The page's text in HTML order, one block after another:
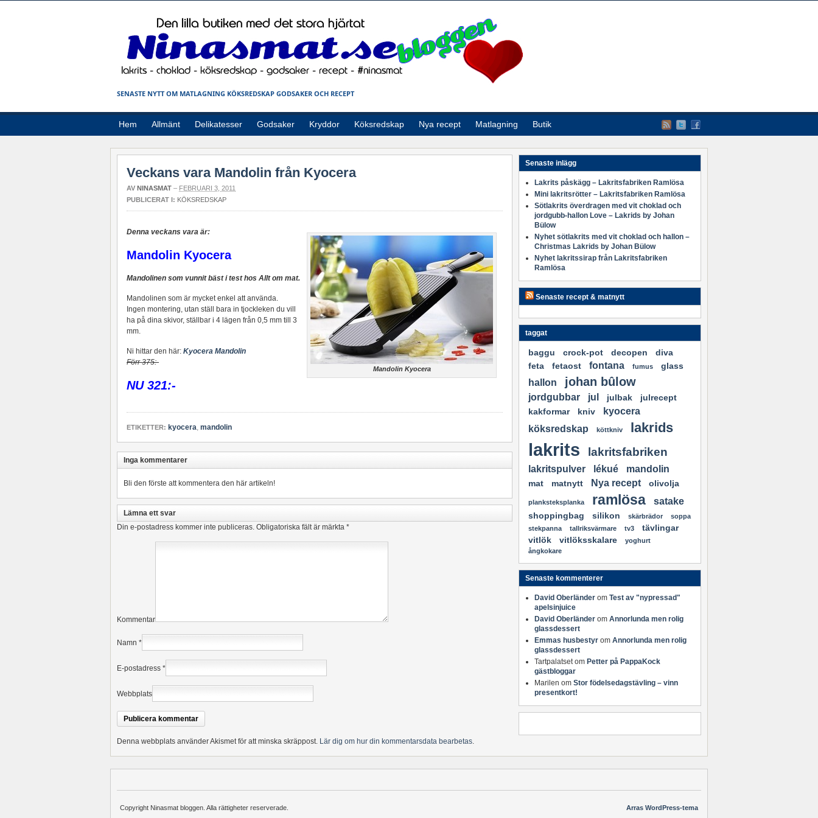
SENASTE NYTT OM MATLAGNING KÖKSREDSKAP GODSAKER OCH RECEPT
Hem Allmänt Delikatesser Godsaker Kryddor Köksredskap Nya recept Matlagning Butik
Veckans vara Mandolin från Kyocera
AV NINASMAT – FEBRUARI 3, 2011
PUBLICERAT I: KÖKSREDSKAP
Mandolin Kyocera
Denna veckans vara är:
Mandolin Kyocera
Mandolinen som vunnit bäst i test hos Allt om mat.
Mandolinen som är mycket enkel att använda.
Ingen montering, utan ställ bara in tjockleken du vill
ha på dina skivor, ställbar i 4 lägen från 0,5 mm till 3
mm.
Ni hittar den här: Kyocera Mandolin
Förr 375:-
NU 321:-
ETIKETTER: kyocera, mandolin
Inga kommentarer
Bli den förste att kommentera den här artikeln!
Lämna ett svar
Din e-postadress kommer inte publiceras. Obligatoriska fält är märkta *
Kommentar
Namn *
E-postadress *
Webbplats
Denna webbplats använder Akismet för att minska skräppost. Lär dig om hur din kommentarsdata bearbetas.
Senaste inlägg
Lakrits påskägg – Lakritsfabriken Ramlösa
Mini lakritsrötter – Lakritsfabriken Ramlösa
Sötlakrits överdragen med vit choklad och
jordgubb-hallon Love – Lakrids by Johan
Bülow
Nyhet sötlakrits med vit choklad och hallon –
Christmas Lakrids by Johan Bülow
Nyhet lakritssirap från Lakritsfabriken
Ramlösa
Senaste recept & matnytt
taggat
baggu crock-pot decopen
diva
feta
fetaost fontana fumus glass
hallon johan bûlow
jordgubbar jul julbak
julrecept
kakformar
kniv
kyocera
köksredskap
köttkniv lakrids
lakrits lakritsfabriken
lakritspulver lékué mandolin
mat matnytt Nya recept olivolja
planksteksplanka ramlösa satake
shoppingbag silikon skärbrädor
soppa
stekpanna
tallriksvärmare tv3
tävlingar
vitlök
vitlöksskalare
yoghurt
ångkokare
Senaste kommenterer
David Oberländer om Test av "nypressad"
apelsinjuice
David Oberländer om Annorlunda men rolig
glassdessert
Emmas husbestyr om Annorlunda men rolig
glassdessert
Tartpalatsetom Petter på PappaKock
gästbloggar
Marilen om Stor födelsedagstävling – vinn
presentkort!
Arras WordPress-tema
Copyright Ninasmat bloggen. Alla rättigheter reserverade.